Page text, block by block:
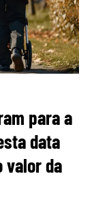
para a
data
valor da